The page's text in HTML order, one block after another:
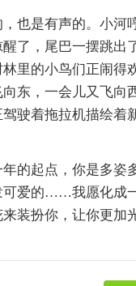
也是有声的。小河
了，尾巴一摆跳出
里的小鸟们正闹得
向东，一会儿又飞
驶着拖拉机描绘着
的起点，你是多姿
可爱的……我愿化成
装扮你，让你更加